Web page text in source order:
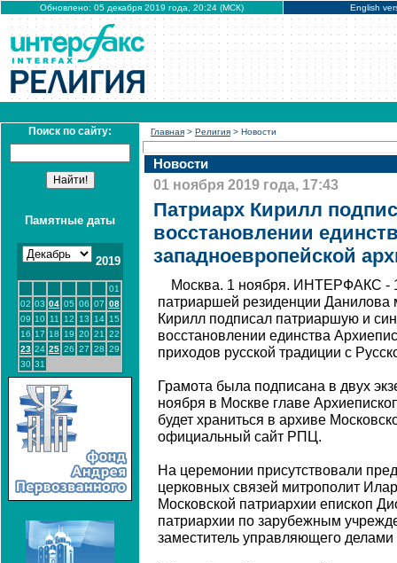
Обновлено: 05 декабря 2019 года, 20:24 (МСК) English
Поиск по сайту:
Памятные даты
2019
01
02 03 04 05 06 07 08
09 10 11 12 13 14 15
16 17 18 19 20 21
22
23 24 25 26 27 28 29
30 31
Главная > Религия > Новости
Новости
01 ноября 2019 года, 17:43
Патриарх Кирилл
восстановлении
западноевропейской
Москва. 1 ноября. ИНТЕРФАКС -
патриаршей резиденции
Кирилл подписал патриаршую и
восстановлении единства
приходов русской традиции с
Грамота была подписана в двух
ноября в Москве главе
будет храниться в архиве
официальный сайт РПЦ.
На церемонии присутствовали
церковных связей митрополит
Московской патриархии епископ
патриархии по зарубежным
заместитель управляющего